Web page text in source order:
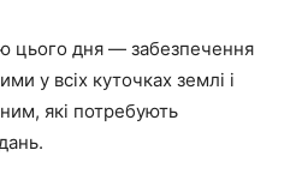
цього дня — забезпечення
у всіх куточках землі і
які потребують